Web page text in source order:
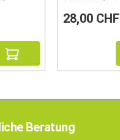
28,00 CHF
Beratung